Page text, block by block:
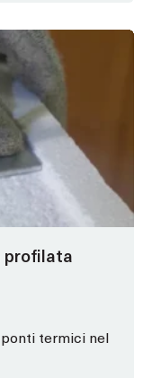
profilata
termici nel